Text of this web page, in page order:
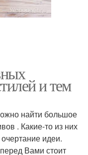
и тем
найти большое
. Какие-то из них
идеи.
Вами стоит